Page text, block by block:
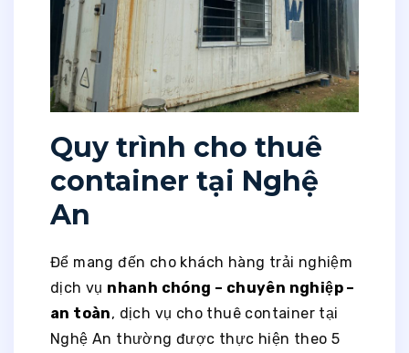
Quy trình cho thuê
container tại Nghệ
An
Để mang đến cho khách hàng trải nghiệm
dịch vụ nhanh chóng – chuyên nghiệp –
an toàn, dịch vụ cho thuê container tại
Nghệ An thường được thực hiện theo 5